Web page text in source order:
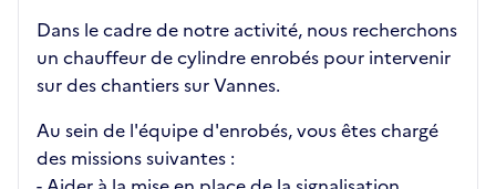
Dans le cadre de notre activité, nous recherchons
un chauffeur de cylindre enrobés pour intervenir
sur des chantiers sur Vannes.
Au sein de l'équipe d'enrobés, vous êtes chargé
des missions suivantes :